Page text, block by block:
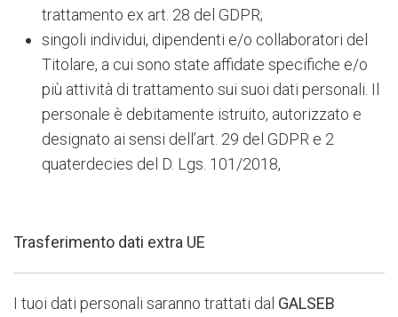
trattamento ex art. 28 del GDPR;
singoli individui, dipendenti e/o collaboratori del
Titolare, a cui sono state affidate specifiche e/o
più attività di trattamento sui suoi dati personali. Il
personale è debitamente istruito, autorizzato e
designato ai sensi dell’art. 29 del GDPR e 2
quaterdecies del D. Lgs. 101/2018,
Trasferimento dati extra UE
I tuoi dati personali saranno trattati dal GALSEB